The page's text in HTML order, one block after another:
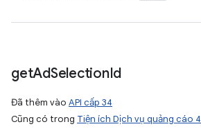
getAdSelectionId
Đã thêm vào API cấp 34
Cũng có trong Tiện ích Dịch vụ quảng cáo 4